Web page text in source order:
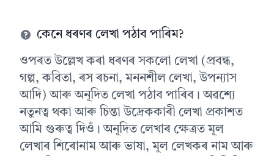
কেনে ধৰণৰ লেখা পঠাব পাৰিম?
ওপৰত উল্লেখ কৰা ধৰণৰ সকলো লেখা (প্ৰবন্ধ,
গল্প, কবিতা, ৰস ৰচনা, মননশীল লেখা, উপন্যাস
আদি) আৰু অনূদিত লেখা পঠাব পাৰিব। অৱশ্যে
নতুনত্ব থকা আৰু চিন্তা উদ্ৰেককাৰী লেখা প্ৰকাশত
আমি গুৰুত্ব দিওঁ। অনূদিত লেখাৰ ক্ষেত্ৰত মূল
লেখাৰ শিৰোনাম আৰু ভাষা, মূল লেখকৰ নাম আৰু